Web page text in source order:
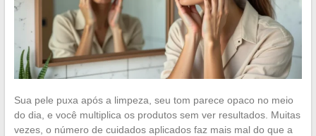
Sua pele puxa após a limpeza, seu tom parece opaco no meio
do dia, e você multiplica os produtos sem ver resultados. Muitas
vezes, o número de cuidados aplicados faz mais mal do que a